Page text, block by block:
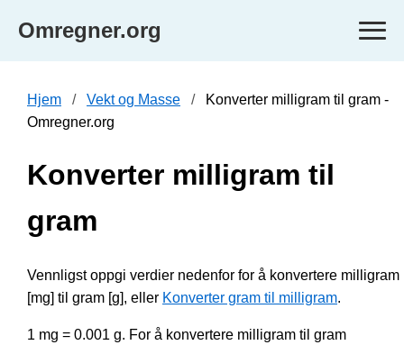
Omregner.org
Hjem Vekt og Masse
Konverter milligram til gram -
Omregner.org
Konverter milligram til
gram
Vennligst oppgi verdier nedenfor for å konvertere milligram
[mg] til gram [g], eller Konverter gram til milligram.
1 mg = 0.001 g. For å konvertere milligram til gram